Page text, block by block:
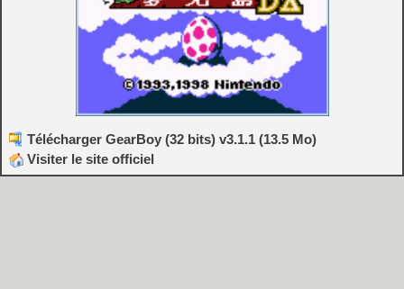
Télécharger GearBoy (32 bits) v3.1.1 (13.5 Mo)
Visiter le site officiel